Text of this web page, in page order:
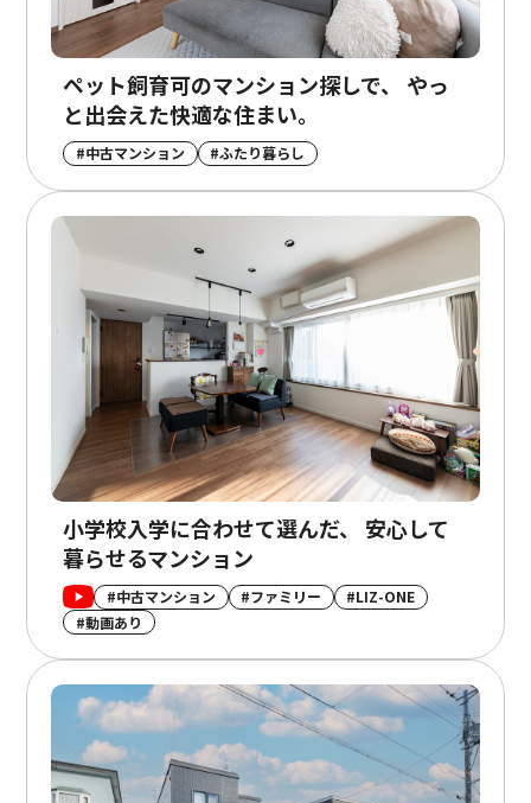
ペット飼育可のマンション探しで、 やっ
と出会えた快適な住まい。
#中古マンション #ふたり暮らし
小学校入学に合わせて選んだ、 安心して
暮らせるマンション
#中古マンション #ファミリー
#LIZ-ONE
#動画あり